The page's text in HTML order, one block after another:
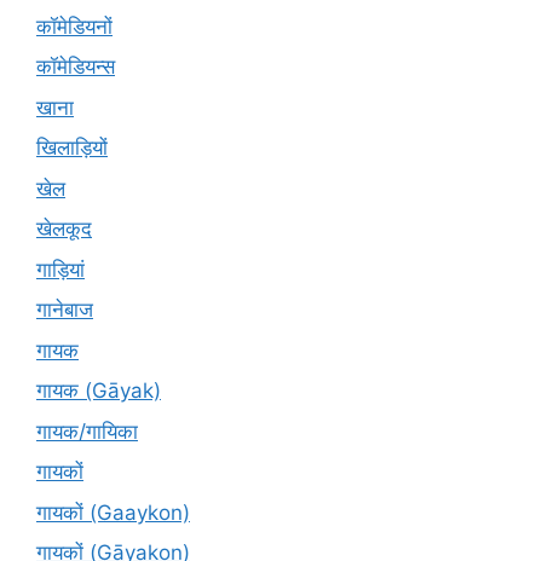
कॉमेडियनों
कॉमेडियन्स
खाना
खिलाड़ियों
खेल
खेलकूद
गाड़ियां
गानेबाज
गायक
गायक (Gāyak)
गायक/गायिका
गायकों
गायकों (Gaaykon)
गायकों (Gāyakon)